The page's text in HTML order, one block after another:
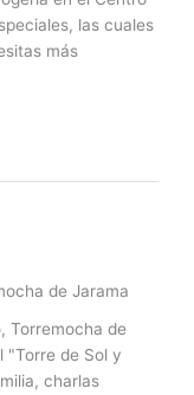
las cuales
más
de Jarama
Torremocha de
"Torre de Sol y
charlas